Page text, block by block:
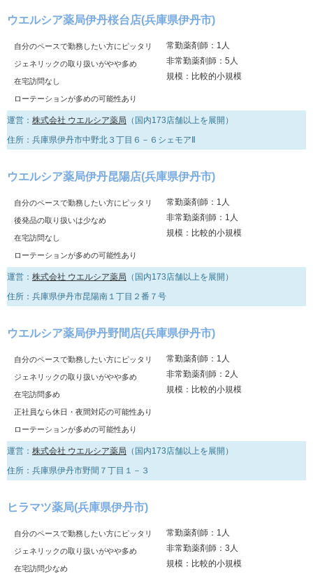
ウエルシア薬局伊丹桜台店(兵庫県伊丹市)
自分のペースで勤務したい方にピッタリ
ジェネリックの取り扱いがやや多め
在宅訪問なし
ローテーションが多めの可能性あり
常勤薬剤師：1人
非常勤薬剤師：5人
規模：比較的小規模
運営： 株式会社 ウエルシア薬局 （国内173店舗以上を展開）
住所：兵庫県伊丹市中野北３丁目６－６シェモアⅡ
ウエルシア薬局伊丹昆陽店(兵庫県伊丹市)
自分のペースで勤務したい方にピッタリ
後発品の取り扱いは少なめ
在宅訪問なし
ローテーションが多めの可能性あり
常勤薬剤師：1人
非常勤薬剤師：1人
規模：比較的小規模
運営： 株式会社 ウエルシア薬局 （国内173店舗以上を展開）
住所：兵庫県伊丹市昆陽南１丁目２番７号
ウエルシア薬局伊丹野間店(兵庫県伊丹市)
自分のペースで勤務したい方にピッタリ
ジェネリックの取り扱いがやや多め
在宅訪問多め
正社員なら休日・夜間対応の可能性あり
ローテーションが多めの可能性あり
常勤薬剤師：1人
非常勤薬剤師：2人
規模：比較的小規模
運営： 株式会社 ウエルシア薬局 （国内173店舗以上を展開）
住所：兵庫県伊丹市野間７丁目１－３
ヒラマツ薬局(兵庫県伊丹市)
自分のペースで勤務したい方にピッタリ
ジェネリックの取り扱いがやや多め
在宅訪問少なめ
常勤薬剤師：1人
非常勤薬剤師：3人
規模：比較的小規模